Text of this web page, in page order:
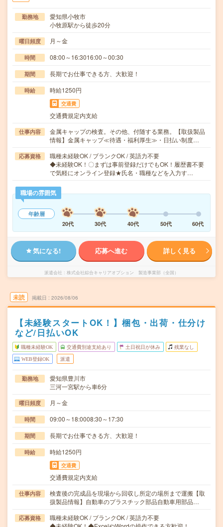
勤務地
愛知県小牧市
小牧原駅から徒歩20分
曜日頻度 月～金
時間 08:00～16:3016:00～00:30
期間 長期でお仕事できる方、大歓迎！
時給 時給1250円
交通費
交通費規定内支給
仕事内容
金属キャップの検査。その他、付随する業務。【取扱製品
情報】金属キャップ≪待遇・福利厚生≫・日払い制度…
応募資格
職種未経験OK / ブランクOK / 英語力不要
◆未経験OK！〇まずは事前登録だけでもOK！履歴書不要
で気軽にオンライン登録★氏名・職種などを入力す…
職場の雰囲気
年齢層
20代
30代 40代 50代 60代
気になる! 応募へ進む 詳しく見る
派遣会社 株式会社綜合キャリアオプション 製造事業部（全国）
未読 掲載日 2026/08/06
【未経験スタートOK！】梱包・出荷・仕分け
など/日払いOK
職種未経験OK 交通費別途支給あり 土日祝日が休み 残業なし
WEB登録OK 派遣
勤務地
愛知県豊川市
三河一宮駅から車6分
曜日頻度 月～金
時間 09:00～18:0008:30～17:30
期間 長期でお仕事できる方、大歓迎！
時給 時給1250円
交通費
交通費規定内支給
仕事内容
検査後の完成品を現場から回収し所定の場所まで運搬【取
扱製品情報】自動車のプラスチック部品自動車用部品…
応募資格
職種未経験OK / ブランクOK / 英語力不要